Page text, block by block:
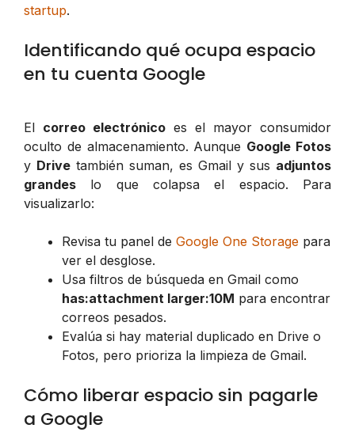
startup.
Identificando qué ocupa espacio
en tu cuenta Google
El correo electrónico es el mayor consumidor
oculto de almacenamiento. Aunque Google Fotos
y Drive también suman, es Gmail y sus adjuntos
grandes lo que colapsa el espacio. Para
visualizarlo:
Revisa tu panel de Google One Storage para
ver el desglose.
Usa filtros de búsqueda en Gmail como
has:attachment larger:10M para encontrar
correos pesados.
Evalúa si hay material duplicado en Drive o
Fotos, pero prioriza la limpieza de Gmail.
Cómo liberar espacio sin pagarle
a Google